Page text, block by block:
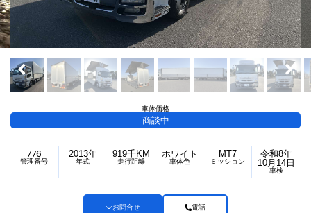
車体価格
商談中
776
管理番号
2013年
年式
919千KM
走行距離
ホワイト
車体色
MT7
ミッション
令和8年
10月14日
車検
お問合せ 電話